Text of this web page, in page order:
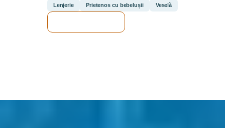
Lenjerie Prietenos cu bebelușii Veselă